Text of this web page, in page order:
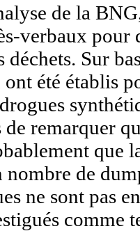
de la
verbaux pour
déchets. Sur
été établis
remarquer
que
nombre de
ne sont pas
comme